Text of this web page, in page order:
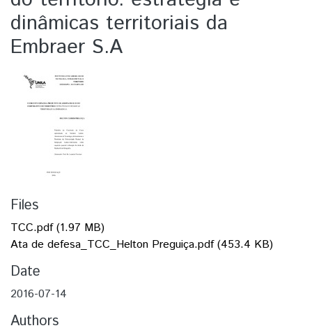
dinâmicas territoriais da
Embraer S.A
Files
TCC.pdf(1.97 MB)
Ata de defesa_TCC_Helton Preguiça.pdf(453.4 KB)
Date
2016-07-14
Authors